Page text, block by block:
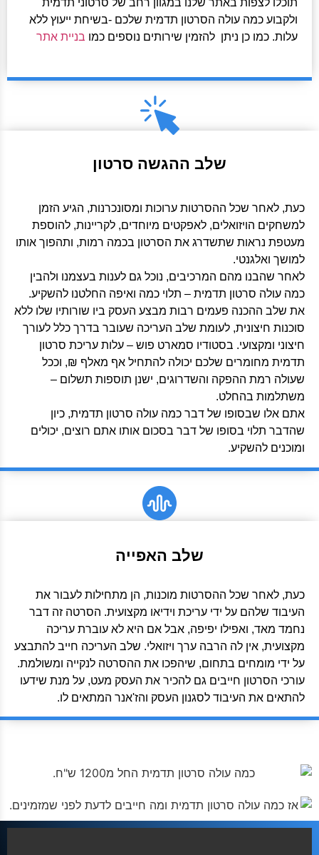
ולקבוע כמה עולה הסרטון תדמית שלכם -בשיחת ייעוץ ללא
עלות. כמו כן ניתן להזמין שירותים נוספים כמו בניית אתר
שלב ההגשה סרטון
כעת, לאחר שכל ההסרטות ערוכות ומסונכרנות, הגיע הזמן
למשחקים הויזואלים, לאפקטים מיוחדים, לקריינות, להוספת
מעטפת נראות שתשדרג את הסרטון בכמה רמות, ותהפוך אותו
למושך ואלגנטי.
לאחר שהבנו מהם המרכיבים, נוכל גם לענות בעצמנו ולהבין
כמה עולה סרטון תדמית – תלוי כמה ואיפה החלטנו להשקיע.
את שלב ההכנה פעמים רבות מבצע העסק ביו שורותיו שלו ללא
סוכנות חיצונית, לעומת שלב העריכה שעובר בדרך כלל לעורך
חיצוני ומקצועי. בסטודיו סמארט פוש – עלות עריכת סרטון
תדמית מחומרים שלכם יכולה להתחיל אף מאלף ₪, וככל
שעולה רמת ההפקה והשדרוגים, ישנן תוספות תשלום –
משתלמות בהחלט.
אתם אלו שבסופו של דבר כמה עולה סרטון תדמית, כיון
שהדבר תלוי בסופו של דבר בסכום אותו אתם רוצים, יכולים
ומוכנים להשקיע.
שלב האפייה
כעת, לאחר שכל ההסרטות מוכנות, הן מתחילות לעבור את
העיבוד שלהם על ידי עריכת וידיאו מקצועית. הסרטה זה דבר
נחמד מאד, ואפילו יפיפה, אבל אם היא לא עוברת עריכה
מקצועית, אין לה הרבה ערך ויזואלי. שלב העריכה חייב להתבצע
על ידי מומחים בתחום, שיהפכו את ההסרטה לנקייה ומשולמת.
עורכי הסרטון חייבים גם להכיר את העסק מעט, על מנת שידעו
להתאים את העיבוד לסגנון העסק והז'אנר המתאים לו.